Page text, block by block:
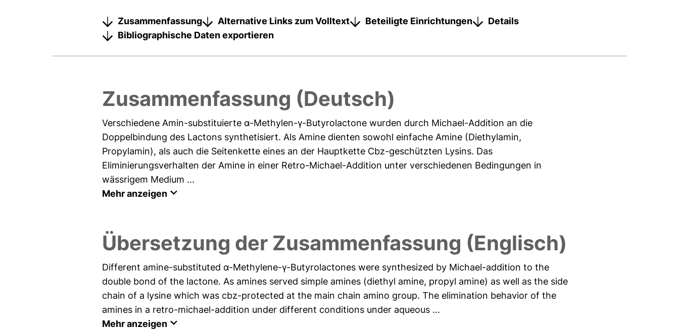
Zusammenfassung Alternative Links zum Volltext Beteiligte Einrichtungen
Details
Bibliographische Daten exportieren
Zusammenfassung (Deutsch)
Verschiedene Amin-substituierte α-Methylen-γ-Butyrolactone wurden durch Michael-Addition an die
Doppelbindung des Lactons synthetisiert. Als Amine dienten sowohl einfache Amine (Diethylamin,
Propylamin), als auch die Seitenkette eines an der Hauptkette Cbz-geschützten Lysins. Das
Eliminierungsverhalten der Amine in einer Retro-Michael-Addition unter verschiedenen Bedingungen in
wässrigem Medium ...
Mehr anzeigen
Übersetzung der Zusammenfassung (Englisch)
Different amine-substituted α-Methylene-γ-Butyrolactones were synthesized by Michael-addition to the
double bond of the lactone. As amines served simple amines (diethyl amine, propyl amine) as well as the side
chain of a lysine which was cbz-protected at the main chain amino group. The elimination behavior of the
amines in a retro-michael-addition under different conditions under aqueous ...
Mehr anzeigen